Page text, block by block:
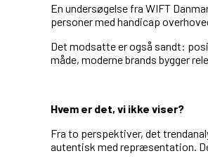
En undersøgelse fra WIFT
personer med handicap
Det modsatte er også sandt:
måde, moderne brands bygger
Hvem er det, vi ikke viser?
Fra to perspektiver, det
autentisk med repræsentation.